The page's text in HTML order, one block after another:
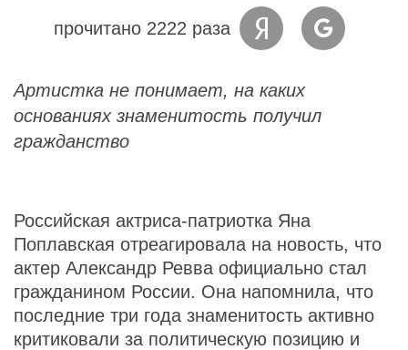
прочитано 2222 раза
Артистка не понимает, на каких
основаниях знаменитость получил
гражданство
Российская актриса-патриотка Яна
Поплавская отреагировала на новость, что
актер Александр Ревва официально стал
гражданином России. Она напомнила, что
последние три года знаменитость активно
критиковали за политическую позицию и